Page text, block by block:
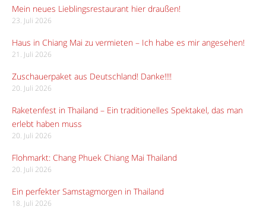
Mein neues Lieblingsrestaurant hier draußen!
23. Juli 2026
Haus in Chiang Mai zu vermieten – Ich habe es mir angesehen!
21. Juli 2026
Zuschauerpaket aus Deutschland! Danke!!!!
20. Juli 2026
Raketenfest in Thailand – Ein traditionelles Spektakel, das man
erlebt haben muss
20. Juli 2026
Flohmarkt: Chang Phuek Chiang Mai Thailand
20. Juli 2026
Ein perfekter Samstagmorgen in Thailand
18. Juli 2026